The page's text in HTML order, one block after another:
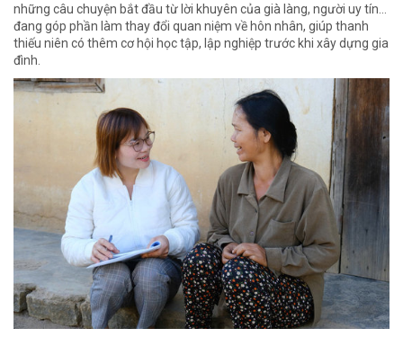
những câu chuyện bắt đầu từ lời khuyên của già làng, người uy tín…
đang góp phần làm thay đổi quan niệm về hôn nhân, giúp thanh
thiếu niên có thêm cơ hội học tập, lập nghiệp trước khi xây dựng gia
đình.